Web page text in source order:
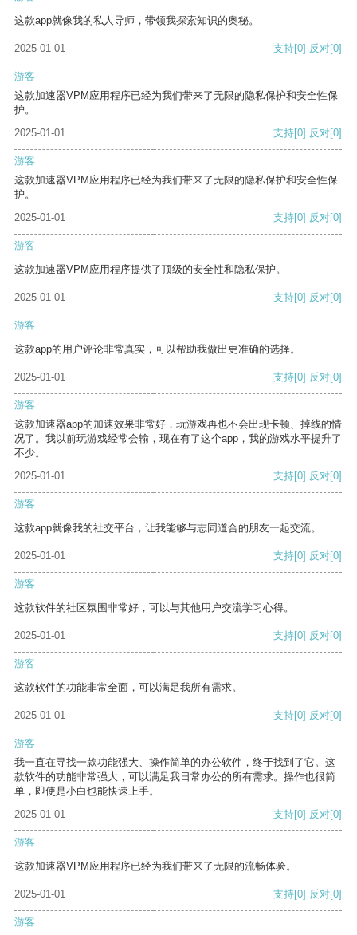
这款app就像我的私人导师，带领我探索知识的奥秘。
2025-01-01 支持[0] 反对[0]
游客
这款加速器VPM应用程序已经为我们带来了无限的隐私保护和安全性保
护。
2025-01-01
支持[0] 反对[0]
游客
这款加速器VPM应用程序已经为我们带来了无限的隐私保护和安全性保
护。
2025-01-01
支持[0] 反对[0]
游客
这款加速器VPM应用程序提供了顶级的安全性和隐私保护。
2025-01-01 支持[0] 反对[0]
游客
这款app的用户评论非常真实，可以帮助我做出更准确的选择。
2025-01-01 支持[0] 反对[0]
游客
这款加速器app的加速效果非常好，玩游戏再也不会出现卡顿、掉线的情
况了。我以前玩游戏经常会输，现在有了这个app，我的游戏水平提升了
不少。
2025-01-01
支持[0] 反对[0]
游客
这款app就像我的社交平台，让我能够与志同道合的朋友一起交流。
2025-01-01 支持[0] 反对[0]
游客
这款软件的社区氛围非常好，可以与其他用户交流学习心得。
2025-01-01 支持[0] 反对[0]
游客
这款软件的功能非常全面，可以满足我所有需求。
2025-01-01 支持[0] 反对[0]
游客
我一直在寻找一款功能强大、操作简单的办公软件，终于找到了它。这
款软件的功能非常强大，可以满足我日常办公的所有需求。操作也很简
单，即使是小白也能快速上手。
2025-01-01
支持[0] 反对[0]
游客
这款加速器VPM应用程序已经为我们带来了无限的流畅体验。
2025-01-01 支持[0] 反对[0]
游客